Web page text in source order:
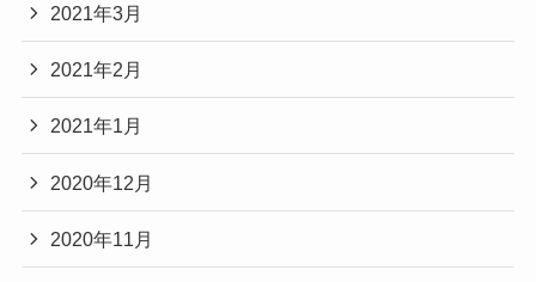
2021年3月
2021年2月
2021年1月
2020年12月
2020年11月